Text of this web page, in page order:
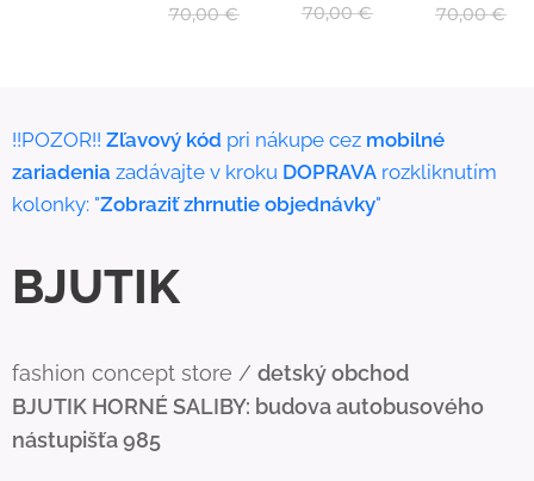
70,00€ 70,00€ 70,00€
!!POZOR!! Zľavový kód pri nákupe cez mobilné
zariadenia zadávajte v kroku DOPRAVA rozkliknutím
kolonky: "Zobraziť zhrnutie objednávky"
BJUTIK
fashion concept store / detský obchod
BJUTIK HORNÉ SALIBY: budova autobusového
nástupišťa 985